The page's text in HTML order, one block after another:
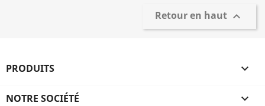
Retour en haut 
PRODUITS 
NOTRE SOCIÉTÉ 